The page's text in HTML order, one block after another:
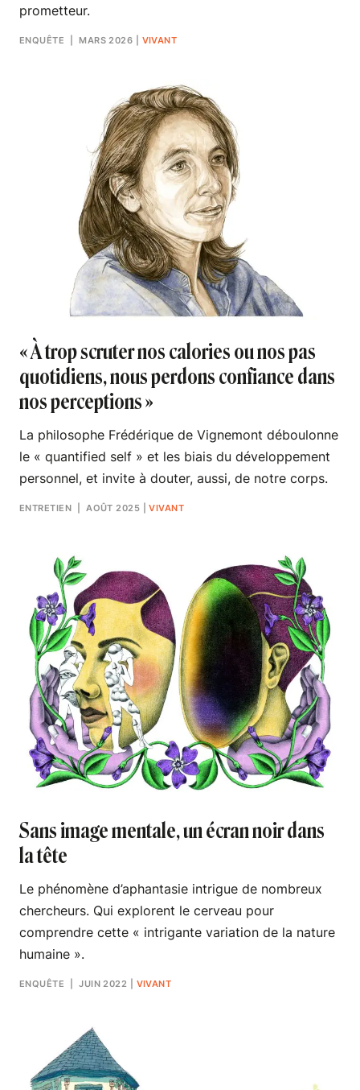
prometteur.
ENQUÊTE | MARS 2026 VIVANT
« À trop scruter nos calories ou nos pas
quotidiens, nous perdons confiance dans
nos perceptions »
La philosophe Frédérique de Vignemont déboulonne
le « quantified self » et les biais du développement
personnel, et invite à douter, aussi, de notre corps.
ENTRETIEN| AOÛT 2025 |VIVANT
Sans image mentale, un écran noir dans
la tête
Le phénomène d’aphantasie intrigue de nombreux
chercheurs. Qui explorent le cerveau pour
comprendre cette « intrigante variation de la nature
humaine ».
ENQUÊTE | JUIN 2022 VIVANT